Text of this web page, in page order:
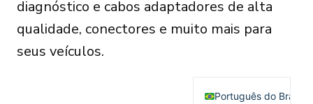
diagnóstico e cabos adaptadores de alta
qualidade, conectores e muito mais para
seus veículos.
Português do Brasil